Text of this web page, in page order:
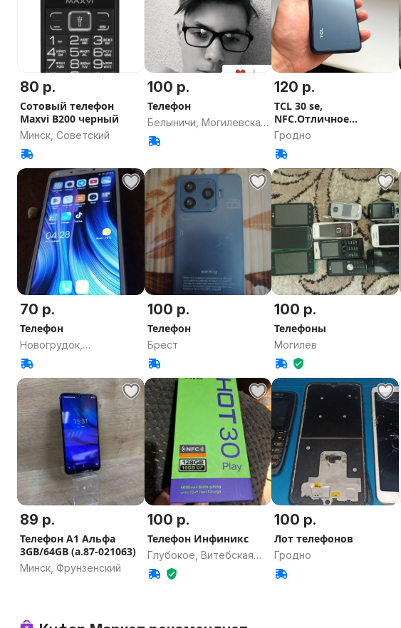
80 р.
Сотовый телефон
Maxvi B200 черный
Минск, Советский
100 р.
Телефон
Белыничи, Могилевская
область
120 р.
TCL 30 se,
NFC.Отличное
состояние
Гродно
70 р.
Телефон
Новогрудок,
Гродненская область
100 р.
Телефон
Брест
100 р.
Телефоны
Могилев
89 р.
Телефон A1 Альфа
3GB/64GB (а.87-021063)
Минск, Фрунзенский
100 р.
Телефон Инфиникс
Глубокое, Витебская
область
100 р.
Лот телефонов
Гродно